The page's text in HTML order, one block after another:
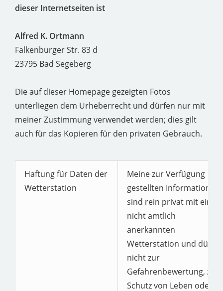
dieser Internetseiten ist
Alfred K. Ortmann
Falkenburger Str. 83 d
23795 Bad Segeberg
Die auf dieser Homepage gezeigten Fotos
unterliegen dem Urheberrecht und dürfen nur mit
meiner Zustimmung verwendet werden; dies gilt
auch für das Kopieren für den privaten Gebrauch.
Haftung für Daten der
Wetterstation
Meine zur Verfügung
gestellten Informationen
sind rein privat mit einer
nicht amtlich
anerkannten
Wetterstation und dürfen
nicht zur
Gefahrenbewertung, zum
Schutz von Leben oder